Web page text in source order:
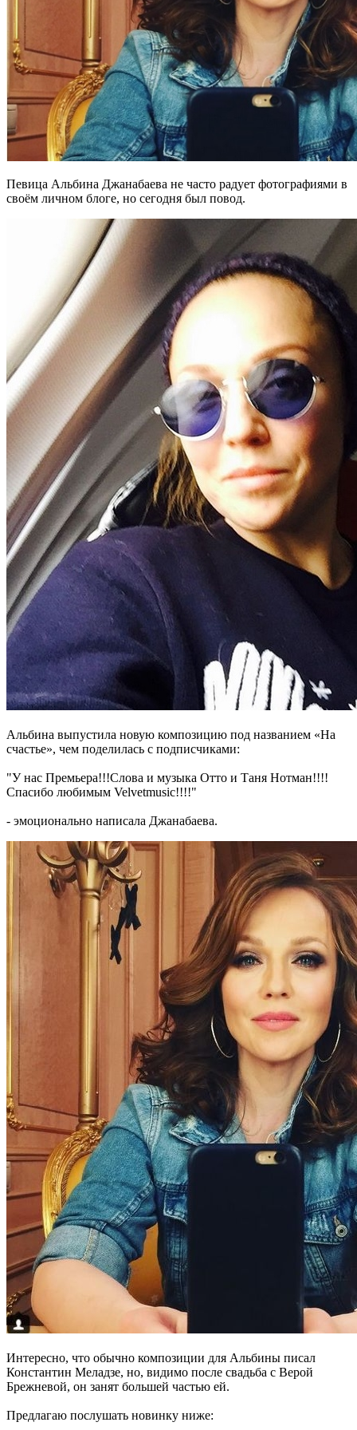
Певица Альбина Джанабаева не часто радует фотографиями в
своём личном блоге, но сегодня был повод.
Альбина выпустила новую композицию под названием «На
счастье», чем поделилась с подписчиками:
"У нас Премьера!!!Слова и музыка Отто и Таня Нотман!!!!
Спасибо любимым Velvetmusic!!!!"
- эмоционально написала Джанабаева.
Интересно, что обычно композиции для Альбины писал
Константин Меладзе, но, видимо после свадьба с Верой
Брежневой, он занят большей частью ей.
Предлагаю послушать новинку ниже: